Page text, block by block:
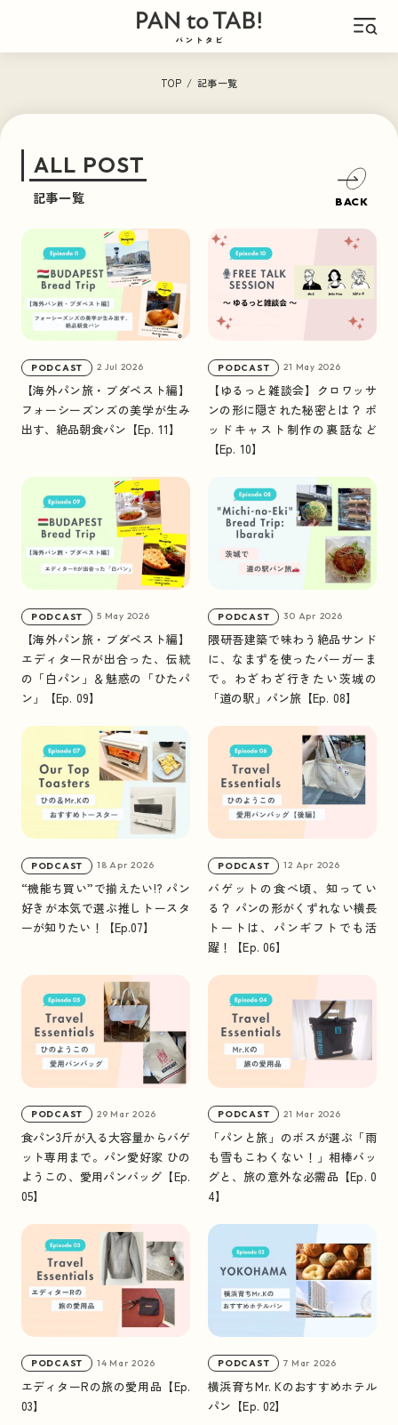
ABOUT
このサイトについて
CATEGORY
カテゴリーで見る
ニュース NEWS
日本全国・パン屋さん便り
ポッドキャスト
タグで見る
#開運旅 #限定メニュー #北海道 #
空港パン
アメリカ # 新店・ニューオープン
#カリフォルニア #新商品・新メニュー
#静岡 # パン・オ・ショコラ #東京 #神奈川
#湘南パン祭り 季節限定 # デンマーク
# ホテル #
#Podcast（ポッドキャスト）
#
アフタヌーンティー（Afternoon Tea）
#レストラン #渋谷 旅レポ #東急大井町線
# 薪窯 #京都 #宮崎
#芦屋 福岡 #アニバーサリー
#イベント/セミナー/トークショー #広島
#コラボ # 冷凍パン # # レシピ # トースト
#和歌山
国産小麦
KEYWORDS
キーワードで見る
TOP / 記事一覧
ALL POST
記事一覧 BACK
PODCAST 2 Jul 2026
【海外パン旅・ブダペスト編】
フォーシーズンズの美学が生み
出す、絶品朝食パン【Ep. 11】
PODCAST 21 May 2026
【ゆるっと雑談会】クロワッサ
ンの形に隠された秘密とは？ ポ
ッドキャスト制作の裏話など
【Ep. 10】
PODCAST 5 May 2026
【海外パン旅・ブダペスト編】
エディターRが出合った、伝統
の「白パン」＆魅惑の「ひたパ
ン」【Ep. 09】
PODCAST 30 Apr 2026
隈研吾建築で味わう絶品サンド
に、なまずを使ったバーガーま
で。わざわざ行きたい茨城の
「道の駅」パン旅【Ep. 08】
PODCAST 18 Apr 2026
“機能ち買い”で揃えたい!? パン
好きが本気で選ぶ推しトースタ
ーが知りたい！【Ep.07】
PODCAST 12 Apr 2026
バゲットの食べ頃、知ってい
る？ パンの形がくずれない横長
トートは、パンギフトでも活
躍！【Ep. 06】
PODCAST 29 Mar 2026
食パン3斤が入る大容量からバゲ
ット専用まで。パン愛好家 ひの
ようこの、愛用パンバッグ【Ep.
05】
PODCAST 21 Mar 2026
「パンと旅」のボスが選ぶ「雨
も雪もこわくない！」相棒バッ
グと、旅の意外な必需品【Ep. 0
4】
PODCAST 14 Mar 2026
エディターRの旅の愛用品【Ep.
03】
PODCAST 7 Mar 2026
横浜育ちMr. Kのおすすめホテル
パン【Ep. 02】